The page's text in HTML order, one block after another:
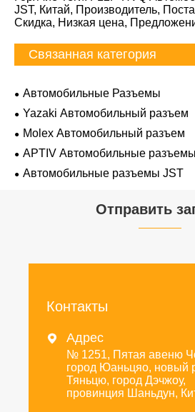
JST, Китай, Производитель,
Скидка, Низкая цена,
Связанная категория
Автомобильные Разъемы
Yazaki Автомобильный разъем
Molex Автомобильный разъем
APTIV Автомобильные разъемы
Автомобильные разъемы JST
Отправить
Контакты
 Адрес
№ 1251, Пятая авеню
город Юаньцяо, новый
Тяньцю, город Дэчжоу,
провинция Шаньдун,